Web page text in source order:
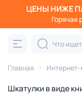
ЦЕНЫ НИЖЕ
Горячая
Главная
Шкатулки в виде